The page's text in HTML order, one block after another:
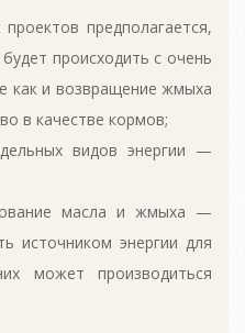
предполагается,
происходить с очень
как и возвращение жмыха
в качестве кормов;
видов энергии —
масла и жмыха —
источником энергии для
может производиться